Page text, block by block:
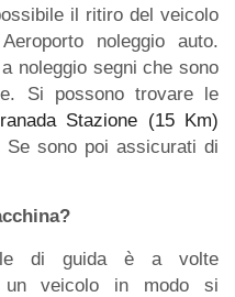
il ritiro del veicolo
noleggio auto.
noleggio segni che sono
Si possono trovare le
Stazione (15 Km)
Se sono poi assicurati di
di guida è a volte
un veicolo in modo si